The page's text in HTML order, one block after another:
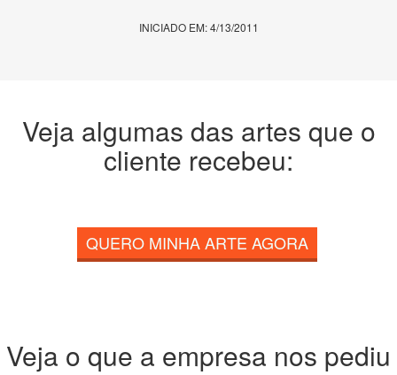
INICIADO EM: 4/13/2011
Veja algumas das artes que o
cliente recebeu:
QUERO MINHA ARTE AGORA
Veja o que a empresa nos pediu